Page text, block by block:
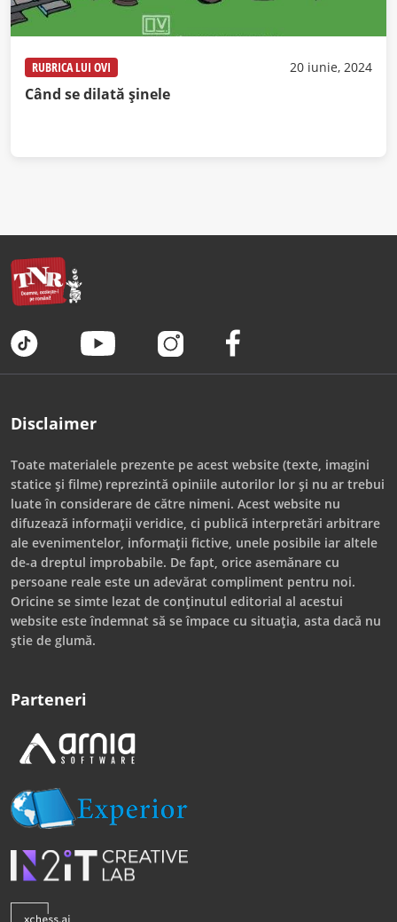
RUBRICA LUI OVI 20 iunie, 2024
Când se dilată șinele
Disclaimer
Toate materialele prezente pe acest website (texte, imagini
statice și filme) reprezintă opiniile autorilor lor și nu ar trebui
luate în considerare de către nimeni. Acest website nu
difuzează informații veridice, ci publică interpretări arbitrare
ale evenimentelor, informații fictive, unele posibile iar altele
de-a dreptul improbabile. De fapt, orice asemănare cu
persoane reale este un adevărat compliment pentru noi.
Oricine se simte lezat de conținutul editorial al acestui
website este îndemnat să se împace cu situația, asta dacă nu
știe de glumă.
Parteneri